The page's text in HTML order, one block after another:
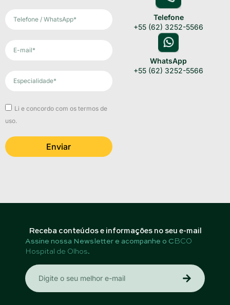
Li e concordo com os termos de
uso.
Enviar
Telefone
+55 (62) 3252-5566
‪WhatsApp
+55 (62) 3252-5566
Receba conteúdos e informações no seu e-mail
Assine nossa Newsletter e acompanhe o C BCO
Hospital de Olhos.